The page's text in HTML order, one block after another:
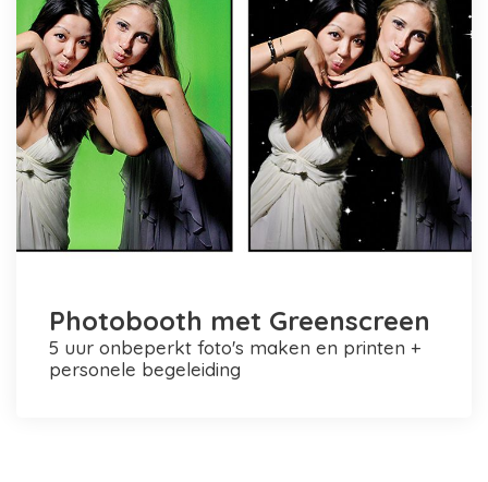
Photobooth met Greenscreen
5 uur onbeperkt foto's maken en printen +
personele begeleiding